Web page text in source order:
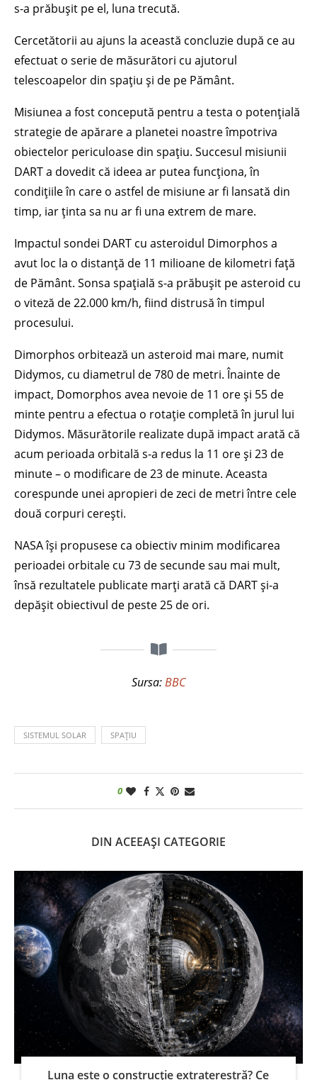
s-a prăbușit pe el, luna trecută.
Cercetătorii au ajuns la această concluzie după ce au
efectuat o serie de măsurători cu ajutorul
telescoapelor din spațiu și de pe Pământ.
Misiunea a fost concepută pentru a testa o potențială
strategie de apărare a planetei noastre împotriva
obiectelor periculoase din spațiu. Succesul misiunii
DART a dovedit că ideea ar putea funcționa, în
condițiile în care o astfel de misiune ar fi lansată din
timp, iar ținta sa nu ar fi una extrem de mare.
Impactul sondei DART cu asteroidul Dimorphos a
avut loc la o distanță de 11 milioane de kilometri față
de Pământ. Sonsa spațială s-a prăbușit pe asteroid cu
o viteză de 22.000 km/h, fiind distrusă în timpul
procesului.
Dimorphos orbitează un asteroid mai mare, numit
Didymos, cu diametrul de 780 de metri. Înainte de
impact, Domorphos avea nevoie de 11 ore și 55 de
minte pentru a efectua o rotație completă în jurul lui
Didymos. Măsurătorile realizate după impact arată că
acum perioada orbitală s-a redus la 11 ore și 23 de
minute – o modificare de 23 de minute. Aceasta
corespunde unei apropieri de zeci de metri între cele
două corpuri cerești.
NASA își propusese ca obiectiv minim modificarea
perioadei orbitale cu 73 de secunde sau mai mult,
însă rezultatele publicate marți arată că DART și-a
depășit obiectivul de peste 25 de ori.
Sursa:BBC
SISTEMUL SOLAR SPAȚIU
0
DIN ACEEAȘI CATEGORIE
Luna este o construcție extraterestră? Ce